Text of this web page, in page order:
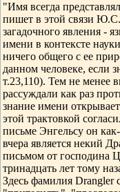
"Имя всегда
пишет в этой связи
загадочного явления -
имени в контексте
ничего общего с ее
данном человеке, если
т.23,110). Тем не менее
рассуждали как раз
знание имени
этой трактовкой
письме Энгельсу он
вчера является некий
письмом от господина
тринадцать лет тому
Здесь фамилия Drangler